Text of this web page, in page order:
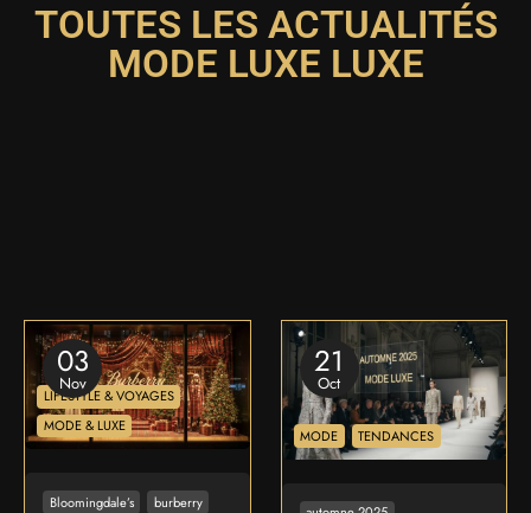
TOUTES LES ACTUALITÉS
MODE LUXE LUXE
03
Nov
LIFESTYLE & VOYAGES
MODE & LUXE
Bloomingdale’s
burberry
21
Oct
MODE TENDANCES